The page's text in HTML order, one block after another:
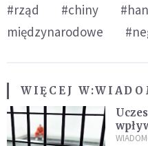
#rząd #chiny
międzynarodowe
WIĘCEJ W: